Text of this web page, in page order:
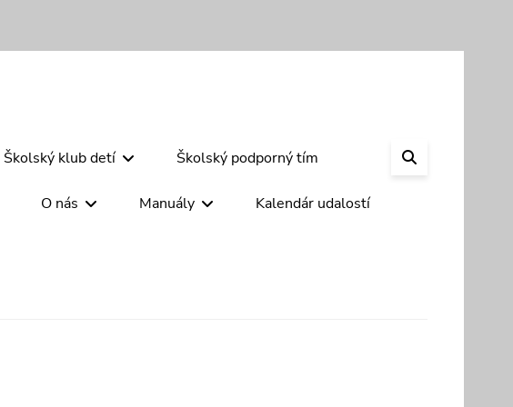
Školský klub detí Školský podporný tím
O nás Manuály Kalendár udalostí